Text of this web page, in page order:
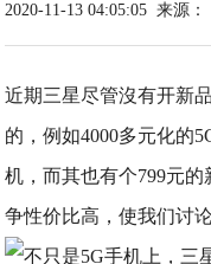
2020-11-13 04:05:05 来源：
近期三星尽管沒有开新
的，例如4000多元化的
机，而其也有个799元的
争性价比高，使我们讨论